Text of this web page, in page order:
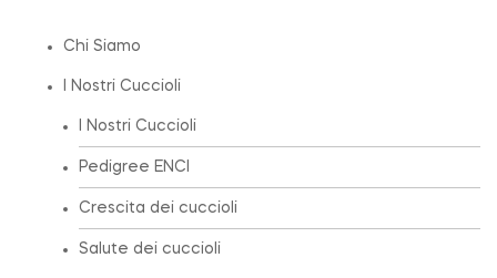
Chi Siamo
I Nostri Cuccioli
I Nostri Cuccioli
Pedigree ENCI
Crescita dei cuccioli
Salute dei cuccioli